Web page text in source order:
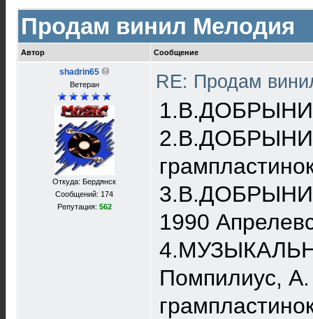
Продам винил Мелодия
Автор Сообщение
shadrin65
Ветеран
Откуда: Бердянск
Сообщений: 174
Репутация: 562
RE: Продам
3.В.ДОБРЫНИН
1990
Помпилиус,